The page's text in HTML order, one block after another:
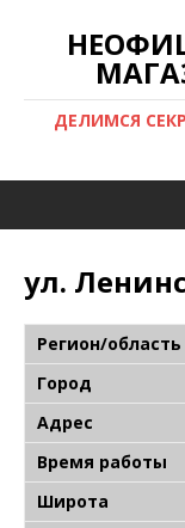
ДЕЛИМСЯ
ул.
Регион/область
Город
Адрес
Время работы
Широта